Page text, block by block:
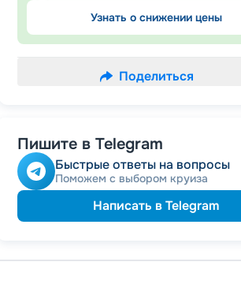
Узнать о снижении цены
Поделиться
Пишите в Telegram
Быстрые ответы на вопросы
Поможем с выбором круиза
Написать в Telegram